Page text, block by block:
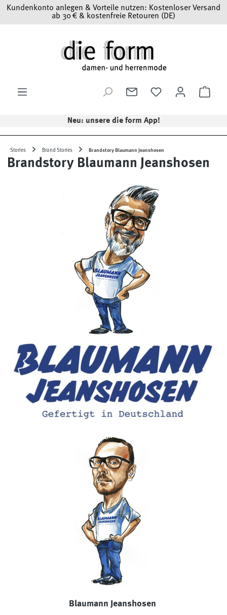
Zum Hauptinhalt springen
Kundenkonto anlegen & Vorteile nutzen: Kostenloser Versand
ab 30 € & kostenfreie Retouren (DE)
Neu: unsere die form App!
Stories Brand Stories Brandstory Blaumann Jeanshosen
Brandstory Blaumann Jeanshosen
Blaumann Jeanshosen